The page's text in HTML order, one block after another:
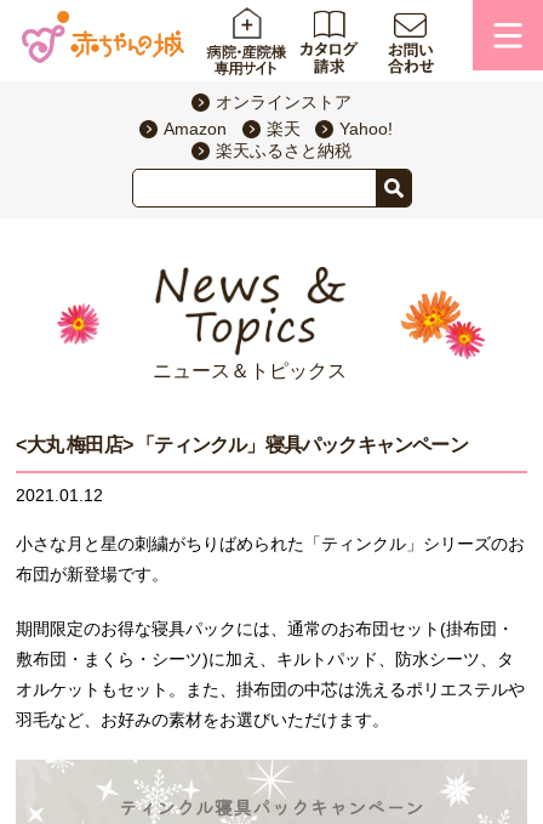
オンラインストア
Amazon
楽天
Yahoo!
楽天ふるさと納税
ニュース＆トピックス
<大丸 梅田店> 「ティンクル」寝具パックキャンペーン
2021.01.12
小さな月と星の刺繍がちりばめられた「ティンクル」シリーズのお
布団が新登場です。
期間限定のお得な寝具パックには、通常のお布団セット(掛布団・
敷布団・まくら・シーツ)に加え、キルトパッド、防水シーツ、タ
オルケットもセット。また、掛布団の中芯は洗えるポリエステルや
羽毛など、お好みの素材をお選びいただけます。